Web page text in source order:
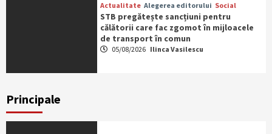
Actualitate Alegerea editorului Social
STB pregătește sancțiuni pentru
călătorii care fac zgomot în mijloacele
de transport în comun
05/08/2026 Ilinca Vasilescu
Principale